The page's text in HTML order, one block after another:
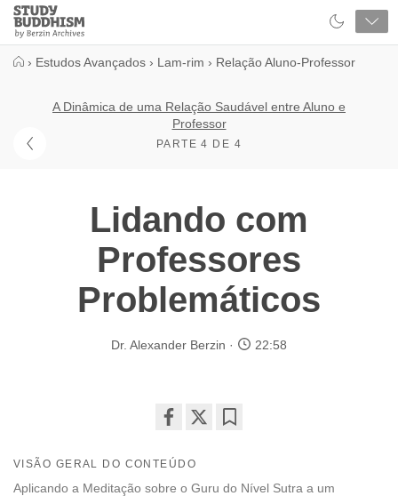
Close
Study
Buddhism
› Estudos Avançados › Lam-rim › Relação Aluno-Professor
A Dinâmica de uma Relação Saudável entre Aluno e
Professor
PARTE 4 DE 4
Lidando com
Professores
Problemáticos
Dr. Alexander Berzin 22:58
on
facebook
VISÃO GERAL DO CONTEÚDO
Aplicando a Meditação sobre o Guru do Nível Sutra a um